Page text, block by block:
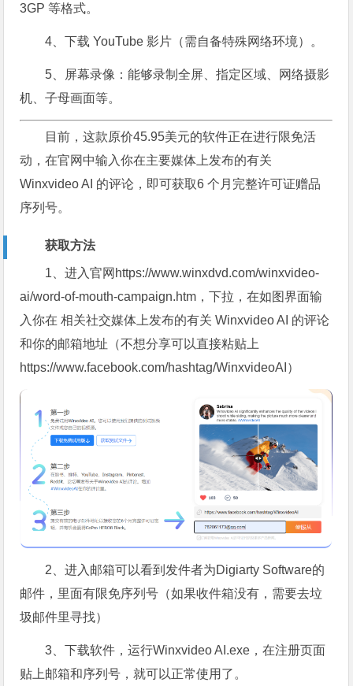
3GP 等格式。
4、下载 YouTube 影片（需自备特殊网络环境）。
5、屏幕录像：能够录制全屏、指定区域、网络摄影
机、子母画面等。
目前，这款原价45.95美元的软件正在进行限免活
动，在官网中输入你在主要媒体上发布的有关
Winxvideo AI 的评论，即可获取6 个月完整许可证赠品
序列号。
获取方法
1、进入官网https://www.winxdvd.com/winxvideo-
ai/word-of-mouth-campaign.htm，下拉，在如图界面输
入你在 相关社交媒体上发布的有关 Winxvideo AI 的评论
和你的邮箱地址（不想分享可以直接粘贴上
https://www.facebook.com/hashtag/WinxvideoAI）
2、进入邮箱可以看到发件者为Digiarty Software的
邮件，里面有限免序列号（如果收件箱没有，需要去垃
圾邮件里寻找）
3、下载软件，运行Winxvideo AI.exe，在注册页面
贴上邮箱和序列号，就可以正常使用了。